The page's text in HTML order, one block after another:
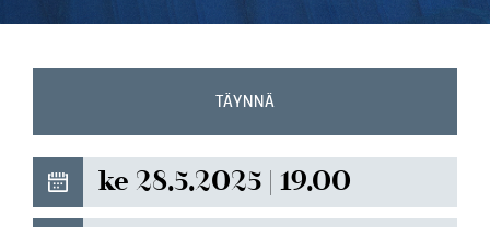
Yhteys
TÄYNNÄ
ke 28.5.2025 | 19.00